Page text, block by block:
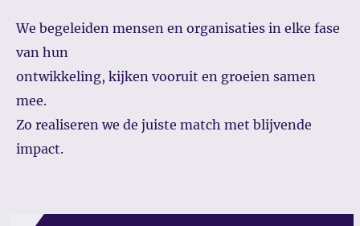
We begeleiden mensen en organisaties in elke fase
van hun
ontwikkeling, kijken vooruit en groeien samen
mee.
Zo realiseren we de juiste match met blijvende
impact.